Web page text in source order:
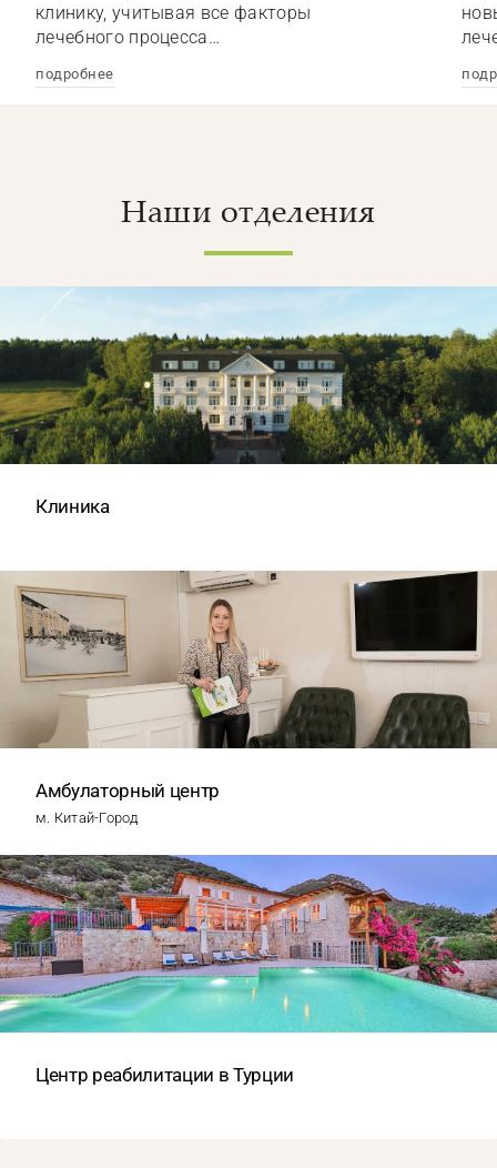
клинику, учитывая все факторы
лечебного процесса…
подробнее
Наши отделения
Клиника
Амбулаторный центр
м. Китай-Город
Центр реабилитации в Турции